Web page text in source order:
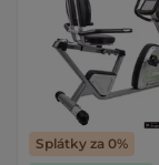
Splátky za 0%